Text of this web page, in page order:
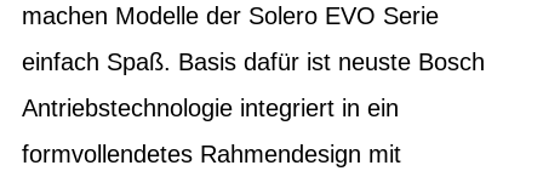
machen Modelle der Solero EVO Serie
einfach Spaß. Basis dafür ist neuste Bosch
Antriebstechnologie integriert in ein
formvollendetes Rahmendesign mit